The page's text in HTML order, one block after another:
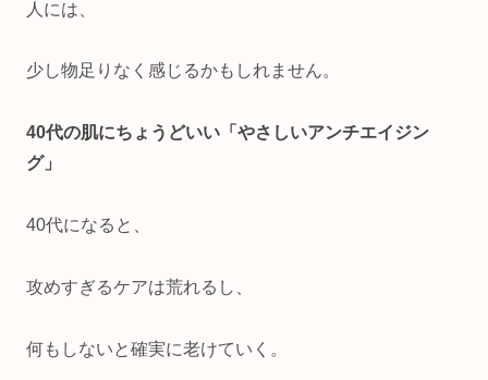
人には、
少し物足りなく感じるかもしれません。
40代の肌にちょうどいい「やさしいアンチエイジン
グ」
40代になると、
攻めすぎるケアは荒れるし、
何もしないと確実に老けていく。